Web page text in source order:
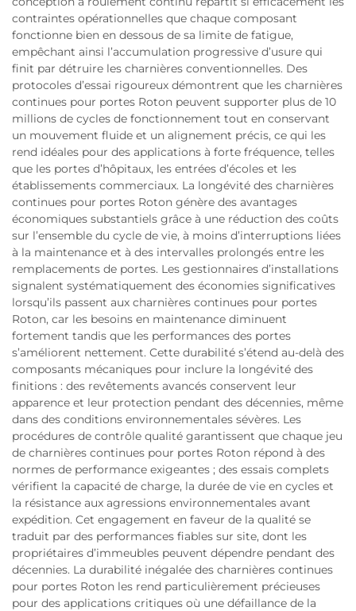
contraintes opérationnelles que chaque composant
fonctionne bien en dessous de sa limite de fatigue,
empêchant ainsi l’accumulation progressive d’usure qui
finit par détruire les charnières conventionnelles. Des
protocoles d’essai rigoureux démontrent que les charnières
continues pour portes Roton peuvent supporter plus de 10
millions de cycles de fonctionnement tout en conservant
un mouvement fluide et un alignement précis, ce qui les
rend idéales pour des applications à forte fréquence, telles
que les portes d’hôpitaux, les entrées d’écoles et les
établissements commerciaux. La longévité des charnières
continues pour portes Roton génère des avantages
économiques substantiels grâce à une réduction des coûts
sur l’ensemble du cycle de vie, à moins d’interruptions liées
à la maintenance et à des intervalles prolongés entre les
remplacements de portes. Les gestionnaires d’installations
signalent systématiquement des économies significatives
lorsqu’ils passent aux charnières continues pour portes
Roton, car les besoins en maintenance diminuent
fortement tandis que les performances des portes
s’améliorent nettement. Cette durabilité s’étend au-delà des
composants mécaniques pour inclure la longévité des
finitions : des revêtements avancés conservent leur
apparence et leur protection pendant des décennies, même
dans des conditions environnementales sévères. Les
procédures de contrôle qualité garantissent que chaque jeu
de charnières continues pour portes Roton répond à des
normes de performance exigeantes ; des essais complets
vérifient la capacité de charge, la durée de vie en cycles et
la résistance aux agressions environnementales avant
expédition. Cet engagement en faveur de la qualité se
traduit par des performances fiables sur site, dont les
propriétaires d’immeubles peuvent dépendre pendant des
décennies. La durabilité inégalée des charnières continues
pour portes Roton les rend particulièrement précieuses
pour des applications critiques où une défaillance de la